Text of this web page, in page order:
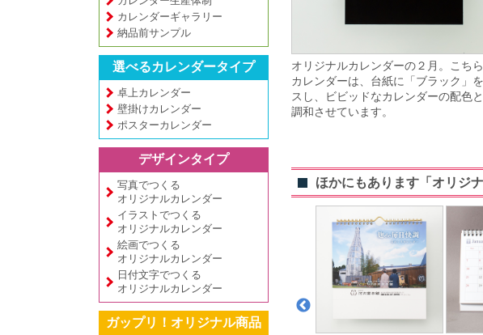
カレンダーギャラリー
納品前サンプル
選べるカレンダータイプ
卓上カレンダー
壁掛けカレンダー
ポスターカレンダー
デザインタイプ
写真でつくる
オリジナルカレンダー
イラストでつくる
オリジナルカレンダー
絵画でつくる
オリジナルカレンダー
日付文字でつくる
オリジナルカレンダー
ガップリ！オリジナル商品
オリジナルカレンダーの２月。こち
カレンダーは、台紙に「ブラック」
スし、ビビッドなカレンダーの配色
調和させています。
ほかにもあります「オリジ